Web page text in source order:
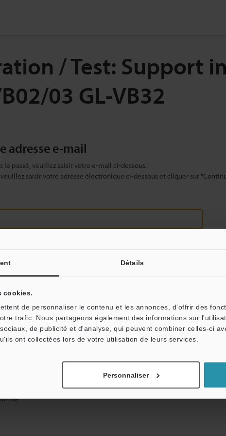
Détails
cookies.
de personnaliser le contenu et les annonces, d'offrir des
trafic. Nous partageons également des informations sur
de publicité et d'analyse, qui peuvent combiner celles-ci
ont collectées lors de votre utilisation de leurs services.
Personnaliser
/ Test: Support
03 GL-VB32
adresse e-mail
le passé, veuillez saisir votre e-mail ci-dessous.
saisir votre adresse électronique ci-dessous et cliquer sur
totale : vos informations ne seront jamais partagées.